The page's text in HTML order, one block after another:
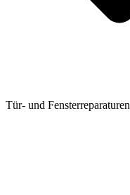
Tür- und Fensterreparaturen